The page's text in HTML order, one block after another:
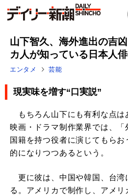
山下智久、海外進出の吉
カ人が知っている日本人
エンタメ 芸能
現実味を増す“口実説”
もちろん山下にも有利な点は
映画・ドラマ制作業界では、
国籍を持つ役者に演じてもら
的になりつつあるという。
更に彼は、中国や韓国、台湾
る。アメリカで制作し、アメ